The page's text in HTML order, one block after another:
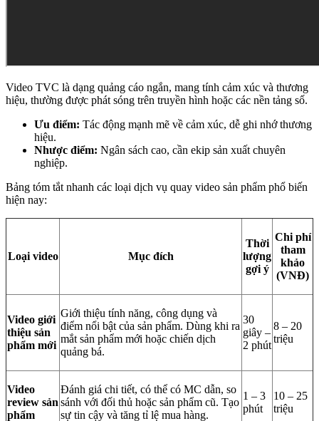
Video TVC là dạng quảng cáo ngắn, mang tính cảm xúc và thương
hiệu, thường được phát sóng trên truyền hình hoặc các nền tảng số.
Ưu điểm: Tác động mạnh mẽ về cảm xúc, dễ ghi nhớ thương
hiệu.
Nhược điểm: Ngân sách cao, cần ekip sản xuất chuyên
nghiệp.
Bảng tóm tắt nhanh các loại dịch vụ quay video sản phẩm phổ biến
hiện nay:
Loại video Mục đích
Thời
lượng
gợi ý
Chi phí
tham
khảo
(VNĐ)
Video giới
thiệu sản
phẩm mới
Giới thiệu tính năng, công dụng và
điểm nổi bật của sản phẩm. Dùng khi ra
mắt sản phẩm mới hoặc chiến dịch
quảng bá.
30
giây –
2 phút
8 – 20
triệu
Video
review sản
phẩm
Đánh giá chi tiết, có thể có MC dẫn, so
sánh với đối thủ hoặc sản phẩm cũ. Tạo
sự tin cậy và tăng tỉ lệ mua hàng.
1 – 3
phút
10 – 25
triệu